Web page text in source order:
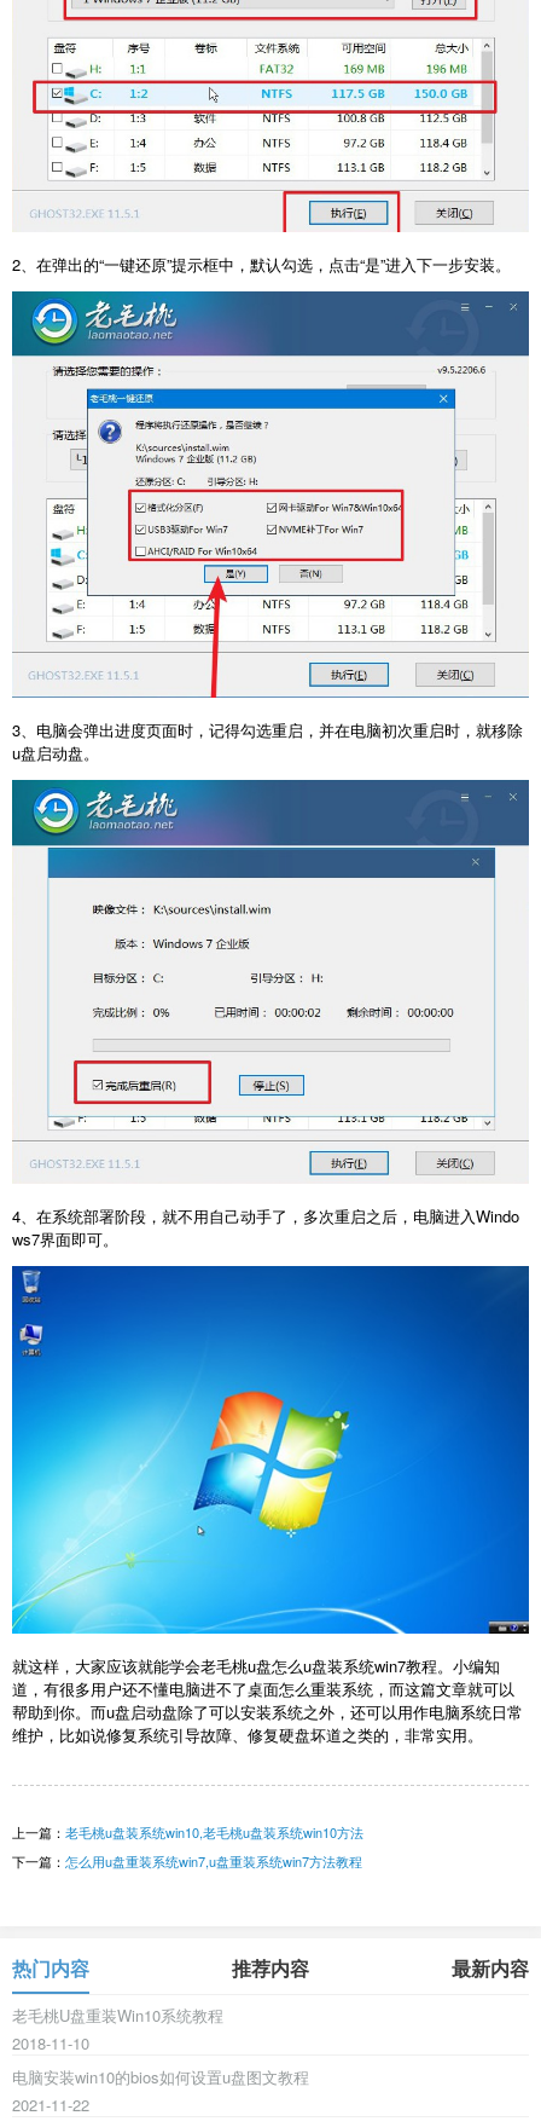
2、在弹出的“一键还原”提示框中，默认勾选，点击“是”进入下一步安装。
3、电脑会弹出进度页面时，记得勾选重启，并在电脑初次重启时，就移除
u盘启动盘。
4、在系统部署阶段，就不用自己动手了，多次重启之后，电脑进入Windo
ws7界面即可。
就这样，大家应该就能学会老毛桃u盘怎么u盘装系统win7教程。小编知
道，有很多用户还不懂电脑进不了桌面怎么重装系统，而这篇文章就可以
帮助到你。而u盘启动盘除了可以安装系统之外，还可以用作电脑系统日常
维护，比如说修复系统引导故障、修复硬盘坏道之类的，非常实用。
上一篇： 老毛桃u盘装系统win10,老毛桃u盘装系统win10方法
下一篇： 怎么用u盘重装系统win7,u盘重装系统win7方法教程
热门内容 推荐内容 最新内容
老毛桃U盘重装Win10系统教程
2018-11-10
电脑安装win10的bios如何设置u盘图文教程
2021-11-22